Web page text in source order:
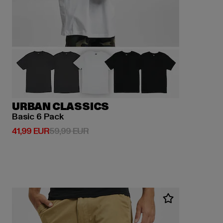
URBAN CLASSICS
Basic 6 Pack
41,99 EUR
Derzeitiger Preis: 41,99 EUR
59,99 EURAktionspreis: 59,99 EUR